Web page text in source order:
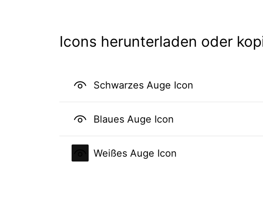
Icons herunterladen oder
Schwarzes Auge Icon
Blaues Auge Icon
Weißes Auge Icon